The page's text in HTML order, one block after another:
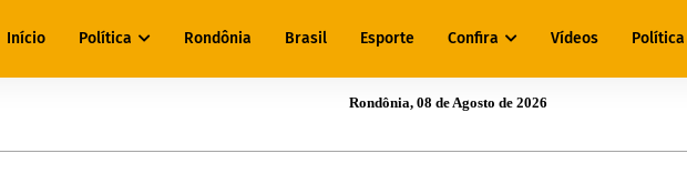
Início Política Rondônia Brasil Esporte Confira Vídeos Política
Rondônia, 08 de Agosto de 2026